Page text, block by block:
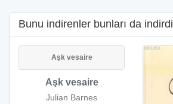
Bunu indirenler bunları da indirdi
Aşk vesaire
Aşk vesaire
Julian Barnes